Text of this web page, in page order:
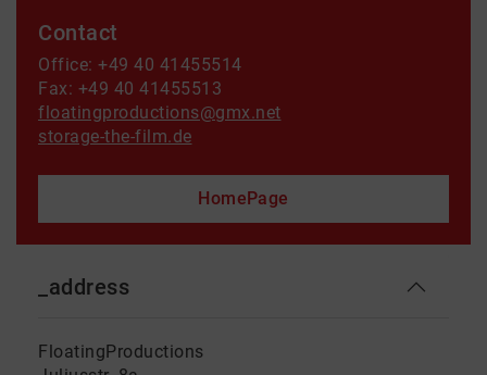
Contact
Office: +49 40 41455514
Fax: +49 40 41455513
floatingproductions@gmx.net
storage-the-film.de
HomePage
_address
FloatingProductions